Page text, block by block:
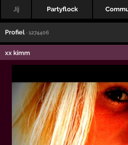
Jij Partyflock
Profiel · 1274406
xx kimm